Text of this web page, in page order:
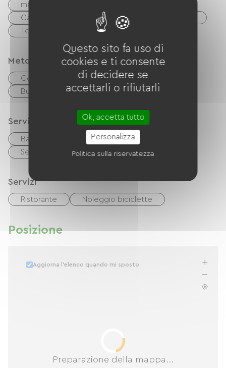
mare
Campo da tennis
Bici
Terreno di gioco
Metodi di pagamento
Controlli
contanti
Buoni vacanza (ANCV)
Servizi
Barbecue
Mobili da giardino
Servizi igienici comuni
Servizi
Ristorante Noleggio biciclette
Posizione
Preparazione della mappa...
Aggiorna l'elenco quando mi sposto
Questo sito fa uso di
cookies e ti consente
di decidere se
accettarli o rifiutarli
Ok, accetta tutto
Personalizza
Politica sulla riservatezza